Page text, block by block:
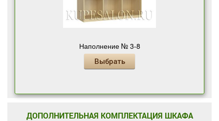
Наполнение № 3-8
Выбрать
ДОПОЛНИТЕЛЬНАЯ КОМПЛЕКТАЦИЯ ШКАФА